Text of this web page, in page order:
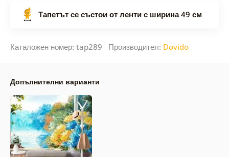
Тапетът се състои от ленти с ширина 49 см
Каталожен номер: tap289 Производител: Dovido
Допълнителни варианти